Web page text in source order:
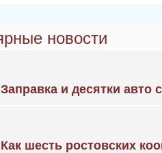
новости
Заправка и десятки авто
Как шесть ростовских